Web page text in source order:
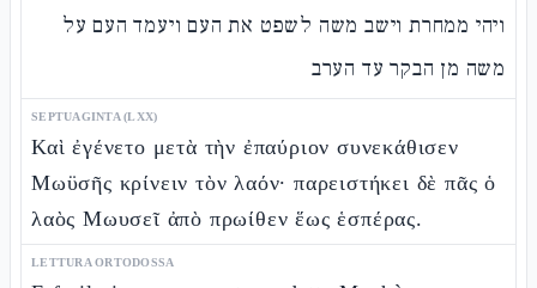
ויהי ממחרת וישב משה לשפט את העם ויעמד העם על
משה מן הבקר עד הערב
SEPTUAGINTA (LXX)
Καὶ ἐγένετο μετὰ τὴν ἐπαύριον συνεκάθισεν
Μωϋσῆς κρίνειν τὸν λαόν· παρειστήκει δὲ πᾶς ὁ
λαὸς Μωυσεῖ ἀπὸ πρωίθεν ἕως ἑσπέρας.
LETTURA ORTODOSSA